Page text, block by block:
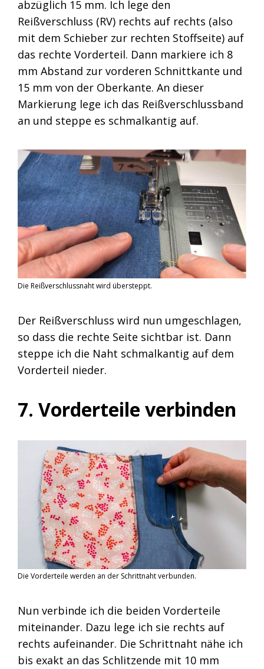
abzüglich 15 mm. Ich lege den
Reißverschluss (RV) rechts auf rechts (also
mit dem Schieber zur rechten Stoffseite) auf
das rechte Vorderteil. Dann markiere ich 8
mm Abstand zur vorderen Schnittkante und
15 mm von der Oberkante. An dieser
Markierung lege ich das Reißverschlussband
an und steppe es schmalkantig auf.
Die Reißverschlussnaht wird übersteppt.
Der Reißverschluss wird nun umgeschlagen,
so dass die rechte Seite sichtbar ist. Dann
steppe ich die Naht schmalkantig auf dem
Vorderteil nieder.
7. Vorderteile verbinden
Die Vorderteile werden an der Schrittnaht verbunden.
Nun verbinde ich die beiden Vorderteile
miteinander. Dazu lege ich sie rechts auf
rechts aufeinander. Die Schrittnaht nähe ich
bis exakt an das Schlitzende mit 10 mm